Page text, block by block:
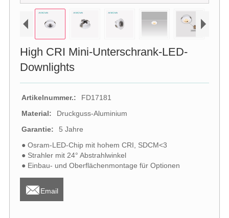
High CRI Mini-Unterschrank-LED-
Downlights
Artikelnummer.:
FD17181
Material:
Druckguss-Aluminium
Garantie:
5 Jahre
● Osram-LED-Chip mit hohem CRI, SDCM<3
● Strahler mit 24° Abstrahlwinkel
● Einbau- und Oberflächenmontage für Optionen
Email